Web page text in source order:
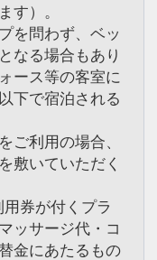
す）。
を問わず、ベッ
なる場合もあり
ース等の客室に
下で宿泊される
ご利用の場合、
敷いていただく
券が付くプラ
ッサージ代・コ
金にあたるもの